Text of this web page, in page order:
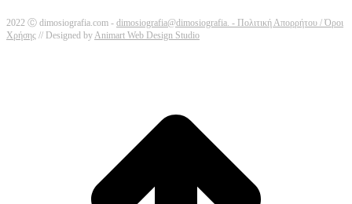
2022 Ⓒ dimosiografia.com - dimosiografia@dimosiografia. - Πολιτική Απορρήτου / Όροι
Χρήσης // Designed byAnimart Web Design Studio